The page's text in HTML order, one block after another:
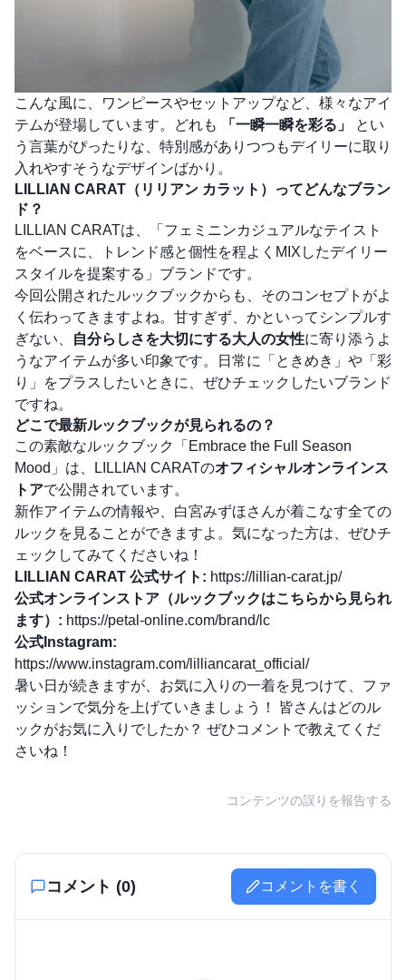
こんな風に、ワンピースやセットアップなど、様々なアイ
テムが登場しています。どれも
「一瞬一瞬を彩る」
とい
う言葉がぴったりな、特別感がありつつもデイリーに取り
入れやすそうなデザインばかり。
LILLIAN CARAT（リリアン カラット）ってどんなブラン
ド？
LILLIAN CARATは、「フェミニンカジュアルなテイスト
をベースに、トレンド感と個性を程よくMIXしたデイリー
スタイルを提案する」ブランドです。
今回公開されたルックブックからも、そのコンセプトがよ
く伝わってきますよね。甘すぎず、かといってシンプルす
ぎない、
自分らしさを大切にする大人の女性に寄り添うよ
うなアイテムが多い印象です。日常に「ときめき」や「彩
り」をプラスしたいときに、ぜひチェックしたいブランド
ですね。
どこで最新ルックブックが見られるの？
この素敵なルックブック「Embrace the Full Season
Mood」は、LILLIAN CARATのオフィシャルオンラインス
トアで公開されています。
新作アイテムの情報や、白宮みずほさんが着こなす全ての
ルックを見ることができますよ。気になった方は、ぜひチ
ェックしてみてくださいね！
LILLIAN CARAT 公式サイト: https://lillian-carat.jp/
公式オンラインストア（ルックブックはこちらから見られ
ます）: https://petal-online.com/brand/lc
公式Instagram:
https://www.instagram.com/lilliancarat_official/
暑い日が続きますが、お気に入りの一着を見つけて、ファ
ッションで気分を上げていきましょう！ 皆さんはどのル
ックがお気に入りでしたか？ ぜひコメントで教えてくだ
さいね！
コンテンツの誤りを報告する
コメント (0) コメントを書く